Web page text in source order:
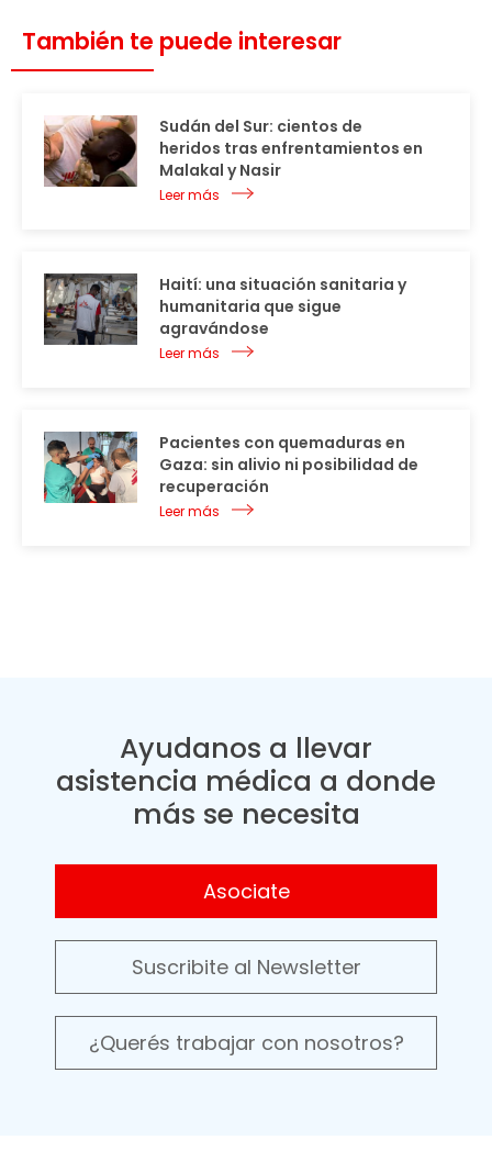
También te puede interesar
Sudán del Sur: cientos de
heridos tras enfrentamientos en
Malakal y Nasir
Leer más
Haití: una situación sanitaria y
humanitaria que sigue
agravándose
Leer más
Pacientes con quemaduras en
Gaza: sin alivio ni posibilidad de
recuperación
Leer más
Ayudanos a llevar
asistencia médica a donde
más se necesita
Asociate
Suscribite al Newsletter
¿Querés trabajar con nosotros?